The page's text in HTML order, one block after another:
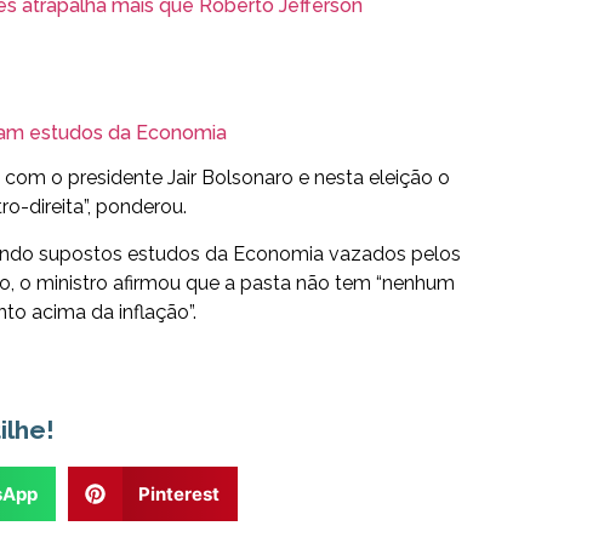
atrapalha mais que Roberto Jefferson
estudos da Economia
o presidente Jair Bolsonaro e nesta eleição o
direita”, ponderou.
supostos estudos da Economia vazados pelos
o ministro afirmou que a pasta não tem “nenhum
acima da inflação”.
Pinterest